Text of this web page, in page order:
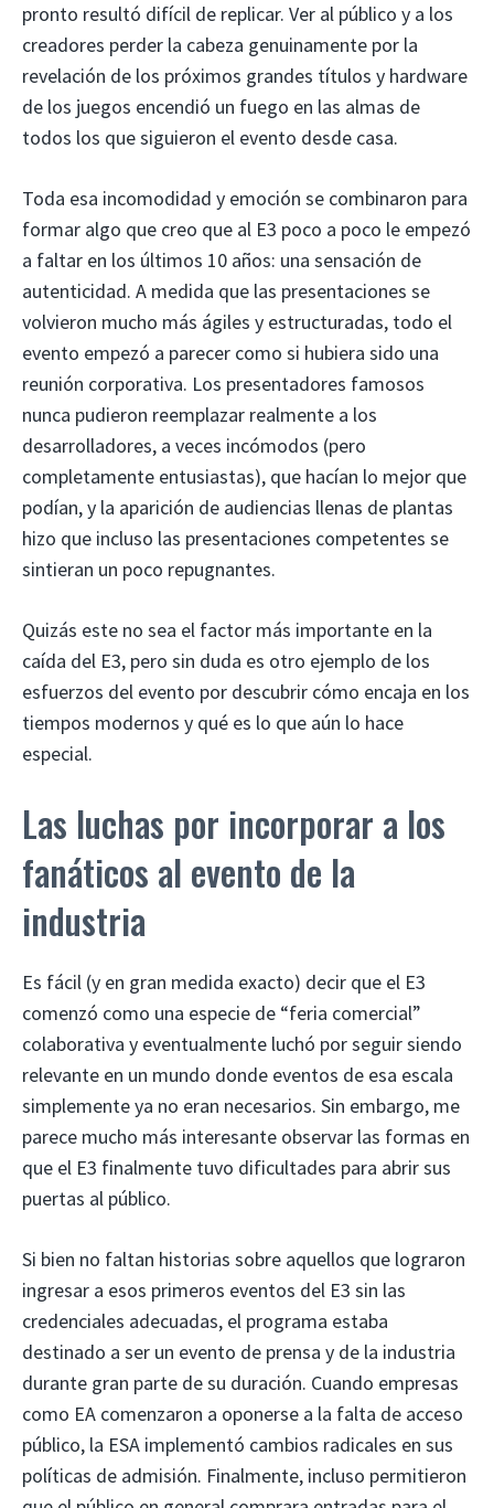
pronto resultó difícil de replicar. Ver al público y a los
creadores perder la cabeza genuinamente por la
revelación de los próximos grandes títulos y hardware
de los juegos encendió un fuego en las almas de
todos los que siguieron el evento desde casa.
Toda esa incomodidad y emoción se combinaron para
formar algo que creo que al E3 poco a poco le empezó
a faltar en los últimos 10 años: una sensación de
autenticidad. A medida que las presentaciones se
volvieron mucho más ágiles y estructuradas, todo el
evento empezó a parecer como si hubiera sido una
reunión corporativa. Los presentadores famosos
nunca pudieron reemplazar realmente a los
desarrolladores, a veces incómodos (pero
completamente entusiastas), que hacían lo mejor que
podían, y la aparición de audiencias llenas de plantas
hizo que incluso las presentaciones competentes se
sintieran un poco repugnantes.
Quizás este no sea el factor más importante en la
caída del E3, pero sin duda es otro ejemplo de los
esfuerzos del evento por descubrir cómo encaja en los
tiempos modernos y qué es lo que aún lo hace
especial.
Las luchas por incorporar a los
fanáticos al evento de la
industria
Es fácil (y en gran medida exacto) decir que el E3
comenzó como una especie de “feria comercial”
colaborativa y eventualmente luchó por seguir siendo
relevante en un mundo donde eventos de esa escala
simplemente ya no eran necesarios. Sin embargo, me
parece mucho más interesante observar las formas en
que el E3 finalmente tuvo dificultades para abrir sus
puertas al público.
Si bien no faltan historias sobre aquellos que lograron
ingresar a esos primeros eventos del E3 sin las
credenciales adecuadas, el programa estaba
destinado a ser un evento de prensa y de la industria
durante gran parte de su duración. Cuando empresas
como EA comenzaron a oponerse a la falta de acceso
público, la ESA implementó cambios radicales en sus
políticas de admisión. Finalmente, incluso permitieron